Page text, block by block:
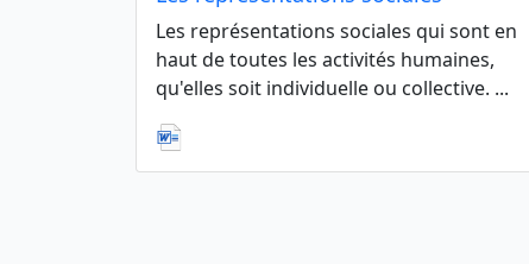
Les représentations sociales qui sont en
haut de toutes les activités humaines,
qu'elles soit individuelle ou collective. ...